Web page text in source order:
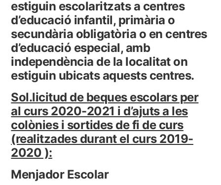
estiguin escolaritzats a centres
d’educació infantil, primària o
secundària obligatòria o en centres
d’educació especial, amb
independència de la localitat on
estiguin ubicats aquests centres.
Sol.licitud de beques escolars per
al curs 2020-2021 i d’ajuts a les
colònies i sortides de fi de curs
(realitzades durant el curs 2019-
2020 ):
Menjador Escolar